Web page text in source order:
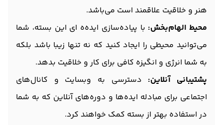
هنر و خلاقیت علاقمند است می‌باشد.
محیط الهام‌بخش: با پیاده‌سازی ایده‌ه ای این بسته، شما
می‌توانید محیطی را ایجاد کنید که نه تنها زیبا باشد بلکه
به شما انرژی و انگیزه کافی برای کار و خلاقیت بدهد.
پشتیبانی آنلاین: دسترسی به وبسایت و کانال‌های
اجتماعی برای مبادله ایده‌ها و دوره‌های آنلاین که به شما
در استفاده بهتر از بسته کمک خواهند کرد.